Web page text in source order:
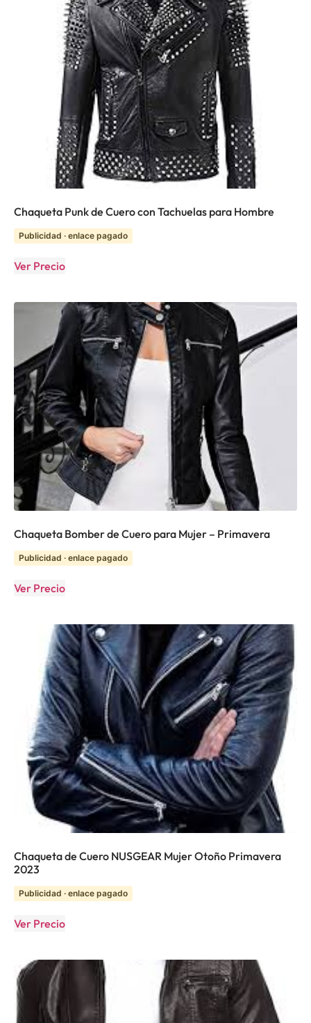
Chaqueta Punk de Cuero con Tachuelas para Hombre
Publicidad · enlace pagado
Ver Precio
Chaqueta Bomber de Cuero para Mujer – Primavera
Publicidad · enlace pagado
Ver Precio
Chaqueta de Cuero NUSGEAR Mujer Otoño Primavera
2023
Publicidad · enlace pagado
Ver Precio